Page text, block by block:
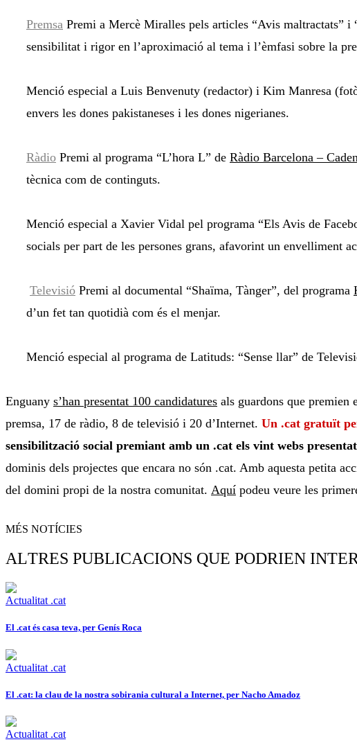
Premsa Premi a Mercè Miralles pels articles “Avis maltractats” i
sensibilitat i rigor en l’aproximació al tema i l’èmfasi sobre la
Menció especial a Luis Benvenuty (redactor) i Kim Manresa
envers les dones pakistaneses i les dones nigerianes.
Ràdio Premi al programa “L’hora L” de Ràdio Barcelona –
tècnica com de continguts.
Menció especial a Xavier Vidal pel programa “Els Avis de
socials per part de les persones grans, afavorint un envelliment
Televisió Premi al documental “Shaïma, Tànger”, del programa
d’un fet tan quotidià com és el menjar.
Menció especial al programa de Latituds: “Sense llar” de
Enguany s’han presentat 100 candidatures als guardons que
premsa, 17 de ràdio, 8 de televisió i 20 d’Internet. Un .cat gratuït
sensibilització social premiant amb un .cat els vint webs
dominis dels projectes que encara no són .cat. Amb aquesta petita
del domini propi de la nostra comunitat. Aquí podeu veure les
MÉS NOTÍCIES
ALTRES PUBLICACIONS QUE PODRIEN
Actualitat .cat
El .cat és casa teva, per Genís Roca
Actualitat .cat
El .cat: la clau de la nostra sobirania cultural a Internet, per Nacho Amadoz
Actualitat .cat